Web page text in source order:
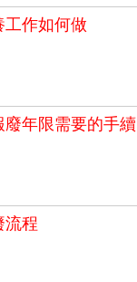
作如何做
年限需要的手續
流程